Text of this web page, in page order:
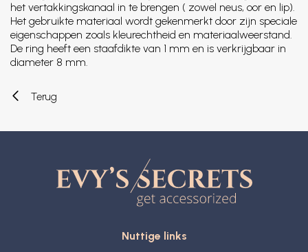
het vertakkingskanaal in te brengen ( zowel neus, oor en lip).
Het gebruikte materiaal wordt gekenmerkt door zijn speciale
eigenschappen zoals kleurechtheid en materiaalweerstand.
De ring heeft een staafdikte van 1 mm en is verkrijgbaar in
diameter 8 mm.
Terug
Nuttige links